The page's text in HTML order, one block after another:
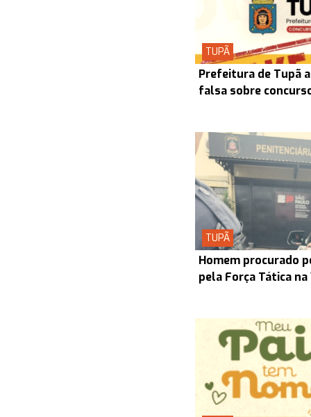
TUPÃ
Prefeitura de Tupã
falsa sobre
TUPÃ
Homem procurado
pela Força Tática